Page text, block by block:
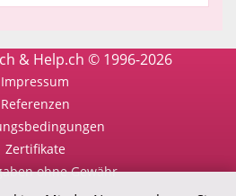
& Help.ch © 1996-2026
Impressum
Referenzen
Zertifikate
ohne Gewähr